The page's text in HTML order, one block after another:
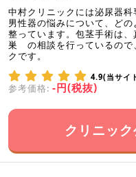
中村クリニックには泌尿器科
男性器の悩みについて、ど
整っています。包茎手術は
巣 の相談を行っているので
クです。
4.9(当サイ
参考価格: -円(税抜)
クリニッ